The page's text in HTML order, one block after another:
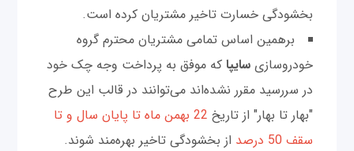
بخشودگی خسارت تاخیر مشتریان کرده است.
برهمین اساس تمامی مشتریان محترم گروه
خودروسازی سایپا که موفق به پرداخت وجه چک خود
در سررسید مقرر نشده‌اند می‌توانند در قالب این طرح
"بهار تا بهار" از تاریخ
22 بهمن ماه تا پایان سال و تا
سقف 50 درصد
از بخشودگی تاخیر بهره‌مند شوند.